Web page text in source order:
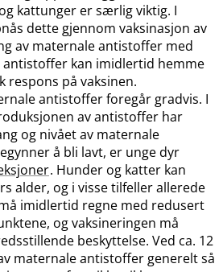
kattunger er særlig viktig. I
dette gjennom vaksinasjon av
av maternale antistoffer med
kan imidlertid hemme
respons på vaksinen.
antistoffer foregår gradvis. I
av antistoffer har
og nivået av maternale
å bli lavt, er unge dyr
. Hunder og katter kan
alder, og i visse tilfeller allerede
imidlertid regne med redusert
og vaksineringen må
beskyttelse. Ved ca. 12
maternale antistoffer generelt så